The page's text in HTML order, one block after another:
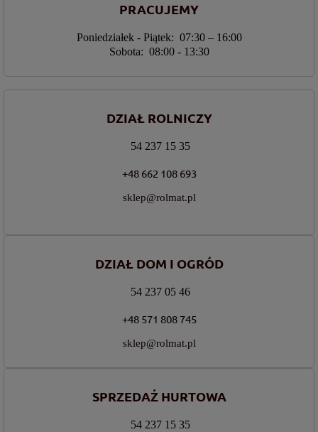
PRACUJEMY
Poniedziałek - Piątek: 07:30 – 16:00
Sobota: 08:00 - 13:30
DZIAŁ ROLNICZY
54 237 15 35
+48 662 108 693
sklep@rolmat.pl
DZIAŁ DOM I OGRÓD
54 237 05 46
+48 571 808 745
sklep@rolmat.pl
SPRZEDAŻ HURTOWA
54 237 15 35